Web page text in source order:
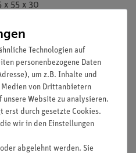
x 55 x 30
Technologien auf
personenbezogene Daten
um z.B. Inhalte und
von Drittanbietern
Website zu analysieren.
erst durch gesetzte Cookies.
wir in den Einstellungen
abgelehnt werden. Sie